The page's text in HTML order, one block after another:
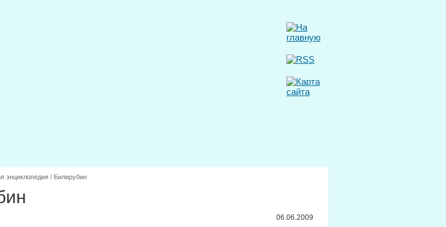
энциклопедия / Билирубин
06.06.2009